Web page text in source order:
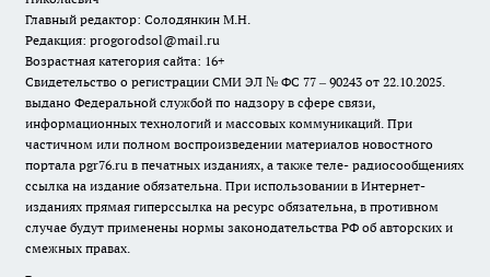
Главный редактор: Солодянкин М.Н.
Редакция: progorodsol@mail.ru
Возрастная категория сайта: 16+
Свидетельство о регистрации СМИ ЭЛ № ФС 77 – 90243 от 22.10.2025.
выдано Федеральной службой по надзору в сфере связи,
информационных технологий и массовых коммуникаций. При
частичном или полном воспроизведении материалов новостного
портала pgr76.ru в печатных изданиях, а также теле- радиосообщениях
ссылка на издание обязательна. При использовании в Интернет-
изданиях прямая гиперссылка на ресурс обязательна, в противном
случае будут применены нормы законодательства РФ об авторских и
смежных правах.